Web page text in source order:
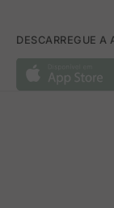
DESCARREGUE A